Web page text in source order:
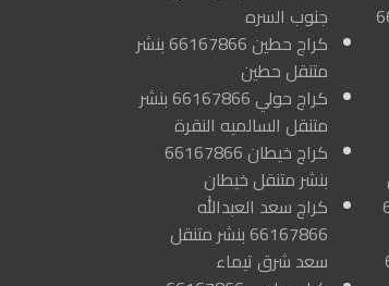
جنوب السره
كراج حطين 66167866 بنشر
متنقل حطين
كراج حولي 66167866 بنشر
متنقل السالميه النقرة
كراج خيطان 66167866
بنشر متنقل خيطان
كراج سعد العبدالله
66167866 بنشر متنقل
سعد شرق تيماء